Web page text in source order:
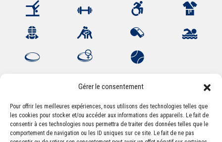
Gérer le consentement
Pour offrir les meilleures expériences, nous utilisons des technologies telles que
les cookies pour stocker et/ou accéder aux informations des appareils. Le fait de
consentir à ces technologies nous permettra de traiter des données telles que le
comportement de navigation ou les ID uniques sur ce site. Le fait de ne pas
Association Sportive Montferrandaise
84, boulevard Léon Jouhaux
CS 80221 - 63021 Clermont-Ferrand Cedex 2